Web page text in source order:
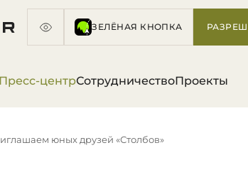
ЗЕЛЁНАЯ КНОПКА
Пресс-центрСотрудничествоПроекты
юных друзей «Столбов»